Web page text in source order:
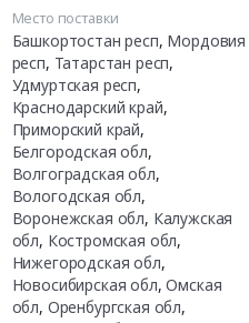
Место поставки
Башкортостан респ, Мордовия
респ, Татарстан респ,
Удмуртская респ,
Краснодарский край,
Приморский край,
Белгородская обл,
Волгоградская обл,
Вологодская обл,
Воронежская обл, Калужская
обл, Костромская обл,
Нижегородская обл,
Новосибирская обл,Омская
обл, Оренбургская обл,